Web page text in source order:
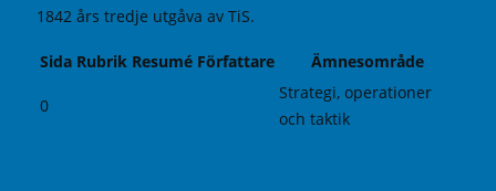
1842 års tredje utgåva av TiS.
Sida Rubrik Resumé Författare Ämnesområde
0
Strategi, operationer
och taktik